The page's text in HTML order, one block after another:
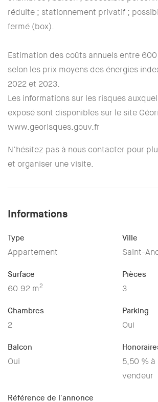
réduite ; stationnement privatif ;
fermé (box).
Estimation des coûts annuels entre
selon les prix moyens des énergies
2022 et 2023.
Les informations sur les risques
exposé sont disponibles sur le site
www.georisques.gouv.fr
N’hésitez pas à nous contacter pour
et organiser une visite.
Informations
Type
Appartement
Ville
Saint-
Surface
60.92 m2
Pièces
3
Chambres
2
Parking
Oui
Balcon
Oui
5,50 % à
vendeur
Référence de l'annonce